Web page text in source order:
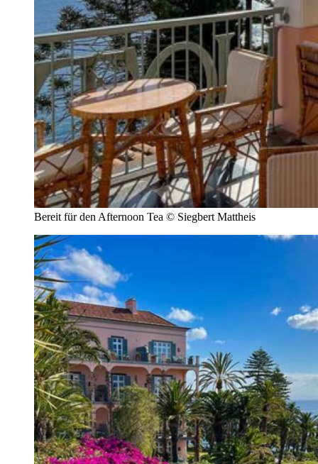
Bereit für den Afternoon Tea © Siegbert Mattheis